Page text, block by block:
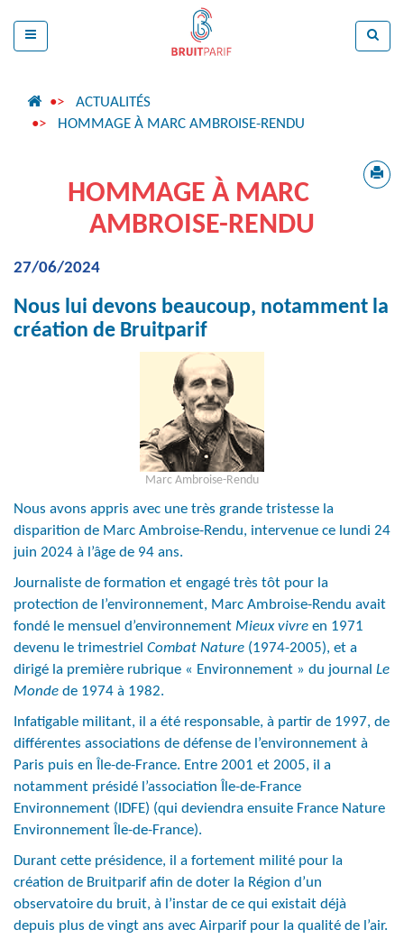
ACTUALITÉS
HOMMAGE À MARC AMBROISE-RENDU
HOMMAGE À MARC
AMBROISE-RENDU
27/06/2024
Nous lui devons beaucoup, notamment la
création de Bruitparif
Marc Ambroise-Rendu
Nous avons appris avec une très grande tristesse la
disparition de Marc Ambroise-Rendu, intervenue ce lundi 24
juin 2024 à l’âge de 94 ans.
Journaliste de formation et engagé très tôt pour la
protection de l’environnement, Marc Ambroise-Rendu avait
fondé le mensuel d’environnement Mieux vivre en 1971
devenu le trimestriel Combat Nature (1974-2005), et a
dirigé la première rubrique « Environnement » du journal Le
Monde de 1974 à 1982.
Infatigable militant, il a été responsable, à partir de 1997, de
différentes associations de défense de l’environnement à
Paris puis en Île-de-France. Entre 2001 et 2005, il a
notamment présidé l’association Île-de-France
Environnement (IDFE) (qui deviendra ensuite France Nature
Environnement Île-de-France).
Durant cette présidence, il a fortement milité pour la
création de Bruitparif afin de doter la Région d’un
observatoire du bruit, à l’instar de ce qui existait déjà
depuis plus de vingt ans avec Airparif pour la qualité de l’air.